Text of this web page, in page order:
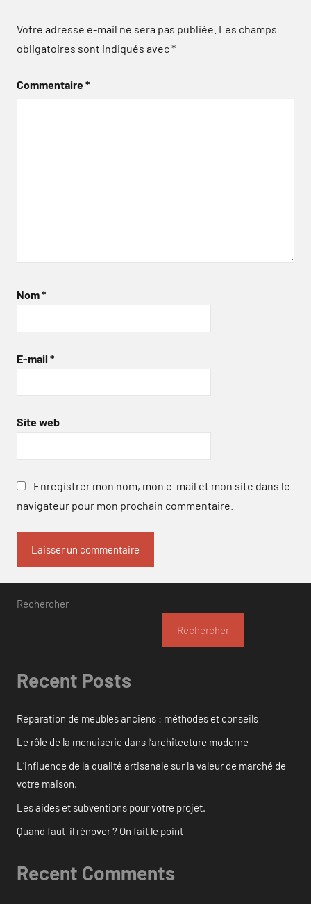
Votre adresse e-mail ne sera pas publiée. Les champs
obligatoires sont indiqués avec*
Commentaire*
Nom*
E-mail *
Site web
Enregistrer mon nom, mon e-mail et mon site dans le
navigateur pour mon prochain commentaire.
Rechercher
Rechercher
Recent Posts
Réparation de meubles anciens : méthodes et conseils
Le rôle de la menuiserie dans l’architecture moderne
L’influence de la qualité artisanale sur la valeur de marché de
votre maison.
Les aides et subventions pour votre projet.
Quand faut-il rénover ? On fait le point
Recent Comments